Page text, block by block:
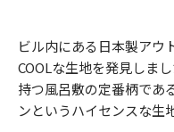
ビル内にある日本製アウ
COOLな生地を発見しま
持つ風呂敷の定番柄であ
ンというハイセンスな生